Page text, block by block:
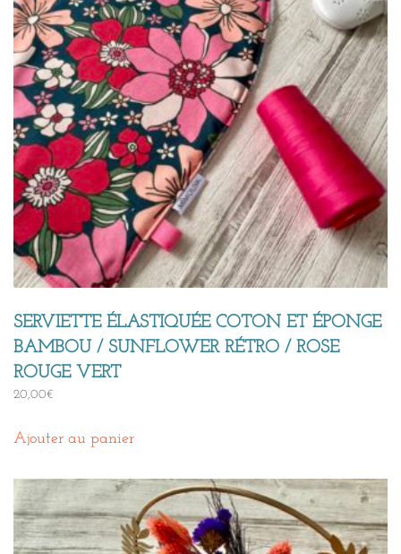
SERVIETTE ÉLASTIQUÉE COTON ET ÉPONGE
BAMBOU / SUNFLOWER RÉTRO / ROSE
ROUGE VERT
20,00€
Ajouter au panier